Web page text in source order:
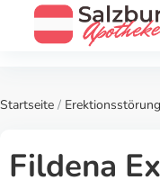
Startseite /
Fildena